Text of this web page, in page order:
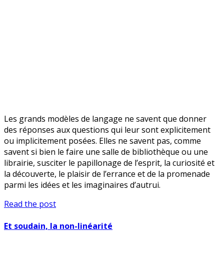
Les grands modèles de langage ne savent que donner
des réponses aux questions qui leur sont explicitement
ou implicitement posées. Elles ne savent pas, comme
savent si bien le faire une salle de bibliothèque ou une
librairie, susciter le papillonage de l’esprit, la curiosité et
la découverte, le plaisir de l’errance et de la promenade
parmi les idées et les imaginaires d’autrui.
Read the postErrances
la
Et soudain, la non-linéarité